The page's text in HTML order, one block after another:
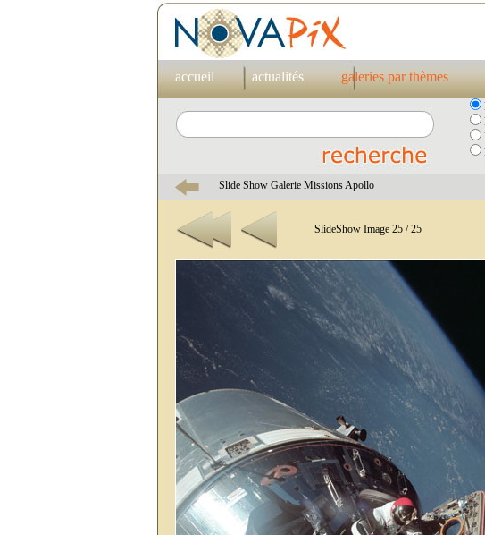
accueil actualités galeries par thèmes
Slide Show Galerie Missions Apollo
SlideShow Image 25 / 25